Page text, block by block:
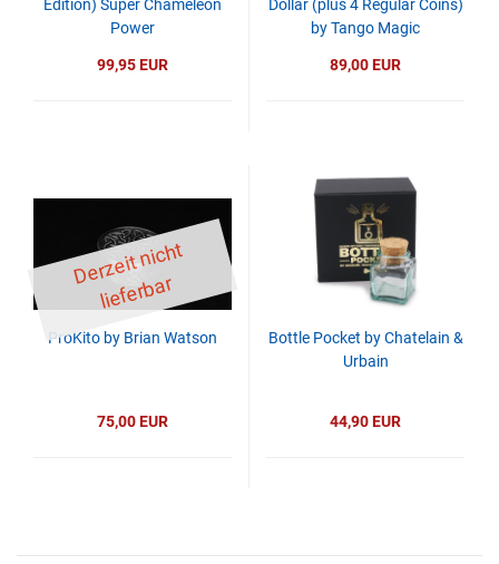
Edition) Super Chameleon
Power
99,95 EUR
Dollar (plus 4 Regular Coins)
by Tango Magic
89,00 EUR
D
er
z
eit
ni
c
ht
li
ef
er
b
ar
ProKito by Brian Watson
75,00 EUR
Bottle Pocket by Chatelain &
Urbain
44,90 EUR